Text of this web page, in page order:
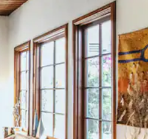
abajo o explorá deslizando el dedo.